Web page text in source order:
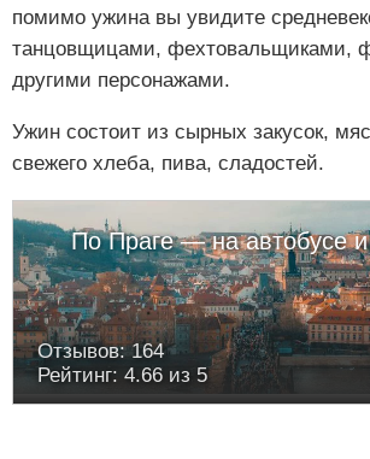
помимо ужина вы увидите
танцовщицами, фехтовальщиками,
другими персонажами.
Ужин состоит из сырных закусок,
свежего хлеба, пива, сладостей.
По Праге — на автобусе
Отзывов: 164
Рейтинг: 4.66 из 5